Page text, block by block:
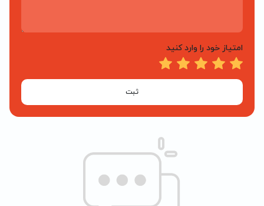
امتیاز خود را وارد کنید
ثبت